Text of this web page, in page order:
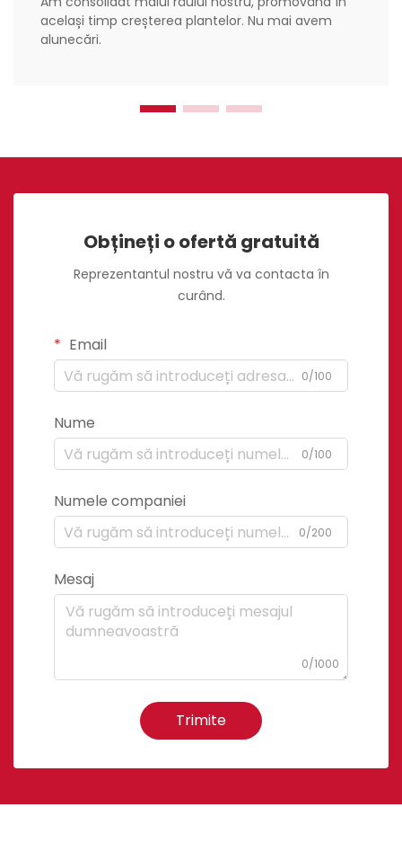
același timp creșterea plantelor. Nu mai avem
alunecări.
Obțineți o ofertă gratuită
Reprezentantul nostru vă va contacta în
curând.
Email
0/100
Nume
0/100
Numele companiei
0/200
Mesaj
0/1000
Trimite